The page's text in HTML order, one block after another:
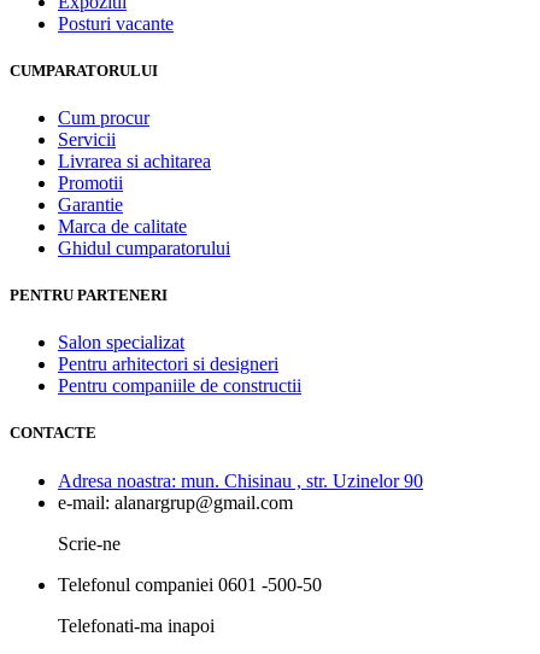
Posturi vacante
CUMPARATORULUI
Cum procur
Servicii
Livrarea si achitarea
Promotii
Garantie
Marca de calitate
Ghidul cumparatorului
PENTRU PARTENERI
Salon specializat
Pentru arhitectori si designeri
Pentru companiile de constructii
CONTACTE
Adresa noastra: mun. Chisinau , str. Uzinelor 90
e-mail: alanargrup@gmail.com
Scrie-ne
Telefonul companiei 0601 -500-50
Telefonati-ma inapoi